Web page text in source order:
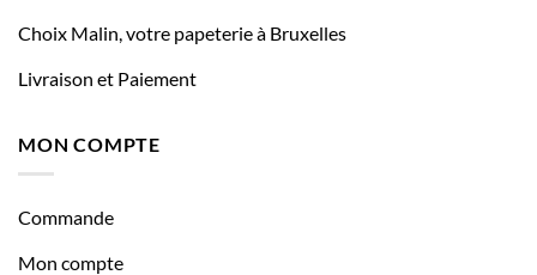
Choix Malin, votre papeterie à Bruxelles
Livraison et Paiement
MON COMPTE
Commande
Mon compte